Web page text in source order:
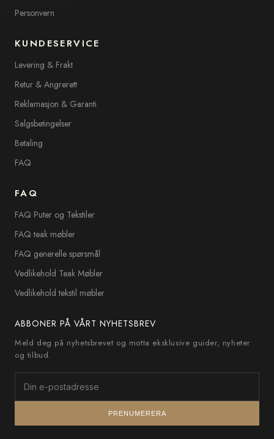
Personvern
KUNDESERVICE
Levering & Frakt
Retur & Angrerett
Reklamasjon & Garanti
Salgsbetingelser
Betaling
FAQ
FAQ
FAQ Puter og Tekstiler
FAQ teak møbler
FAQ generelle spørsmål
Vedlikehold Teak Møbler
Vedlikehold tekstil møbler
ABBONER PÅ VÅRT NYHETSBREV
Meld deg på nyhetsbrevet og motta eksklusive guider, nyheter
og tilbud.
PRENUMERERA